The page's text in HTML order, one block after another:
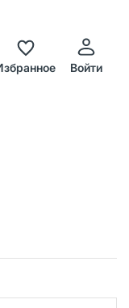
Войти